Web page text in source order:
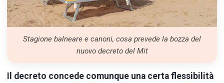
Stagione balneare e canoni, cosa prevede la bozza del
nuovo decreto del Mit
Il decreto concede comunque una certa flessibilità